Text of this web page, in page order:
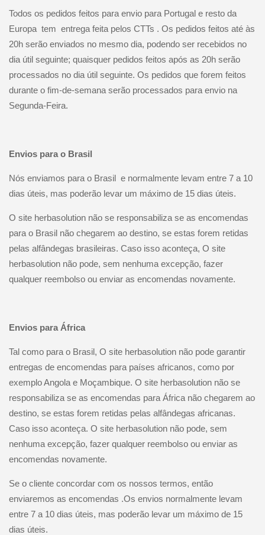
Todos os pedidos feitos para envio para Portugal e resto da
Europa tem entrega feita pelos CTTs . Os pedidos feitos até às
20h serão enviados no mesmo dia, podendo ser recebidos no
dia útil seguinte; quaisquer pedidos feitos após as 20h serão
processados no dia útil seguinte. Os pedidos que forem feitos
durante o fim-de-semana serão processados para envio na
Segunda-Feira.
Envios para o Brasil
Nós enviamos para o Brasil e normalmente levam entre 7 a 10
dias úteis, mas poderão levar um máximo de 15 dias úteis.
O site herbasolution não se responsabiliza se as encomendas
para o Brasil não chegarem ao destino, se estas forem retidas
pelas alfândegas brasileiras. Caso isso aconteça, O site
herbasolution não pode, sem nenhuma excepção, fazer
qualquer reembolso ou enviar as encomendas novamente.
Envios para África
Tal como para o Brasil, O site herbasolution não pode garantir
entregas de encomendas para países africanos, como por
exemplo Angola e Moçambique. O site herbasolution não se
responsabiliza se as encomendas para África não chegarem ao
destino, se estas forem retidas pelas alfândegas africanas.
Caso isso aconteça. O site herbasolution não pode, sem
nenhuma excepção, fazer qualquer reembolso ou enviar as
encomendas novamente.
Se o cliente concordar com os nossos termos, então
enviaremos as encomendas .Os envios normalmente levam
entre 7 a 10 dias úteis, mas poderão levar um máximo de 15
dias úteis.